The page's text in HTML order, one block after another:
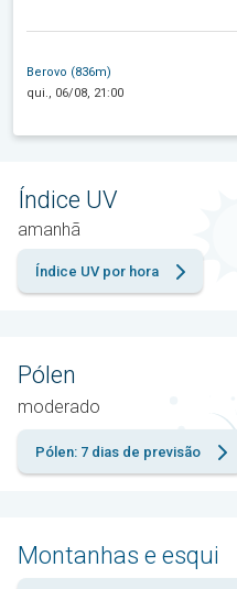
Berovo (836m)
qui., 06/08, 21:00
Índice UV
amanhã
Índice UV por hora
Pólen
moderado
Pólen: 7 dias de previsão
Montanhas e esqui